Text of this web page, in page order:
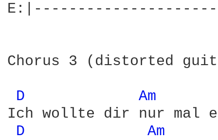
Chorus 3 (distorted
D
Am
Ich wollte dir nur mal
D
Am